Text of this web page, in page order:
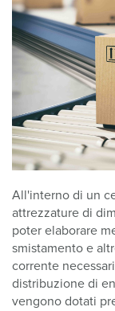
All'interno di un
attrezzature di
poter elaborare
smistamento e
corrente
distribuzione di
vengono dotati